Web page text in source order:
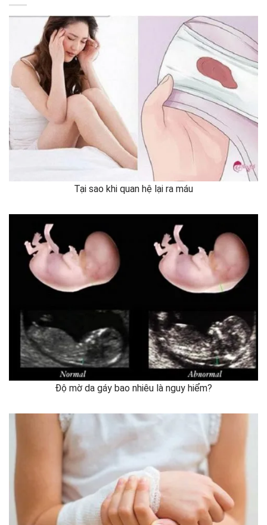
Tại sao khi quan hệ lại ra máu
Độ mờ da gáy bao nhiêu là nguy hiểm?